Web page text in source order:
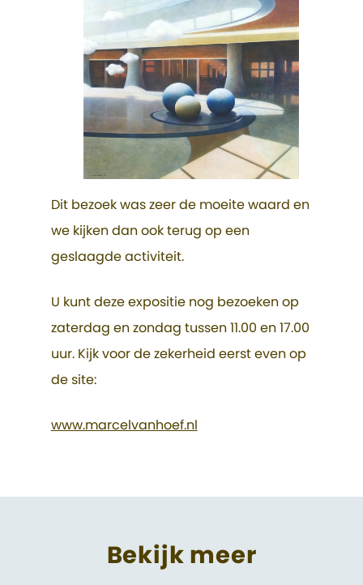
Dit bezoek was zeer de moeite waard en
we kijken dan ook terug op een
geslaagde activiteit.
U kunt deze expositie nog bezoeken op
zaterdag en zondag tussen 11.00 en 17.00
uur. Kijk voor de zekerheid eerst even op
de site:
www.marcelvanhoef.nl
Bekijk meer